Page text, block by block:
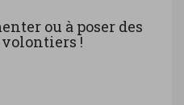
ou à poser des
!